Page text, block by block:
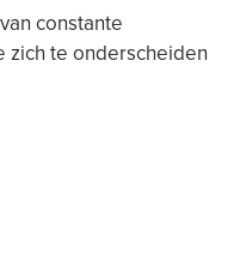
constante
te onderscheiden